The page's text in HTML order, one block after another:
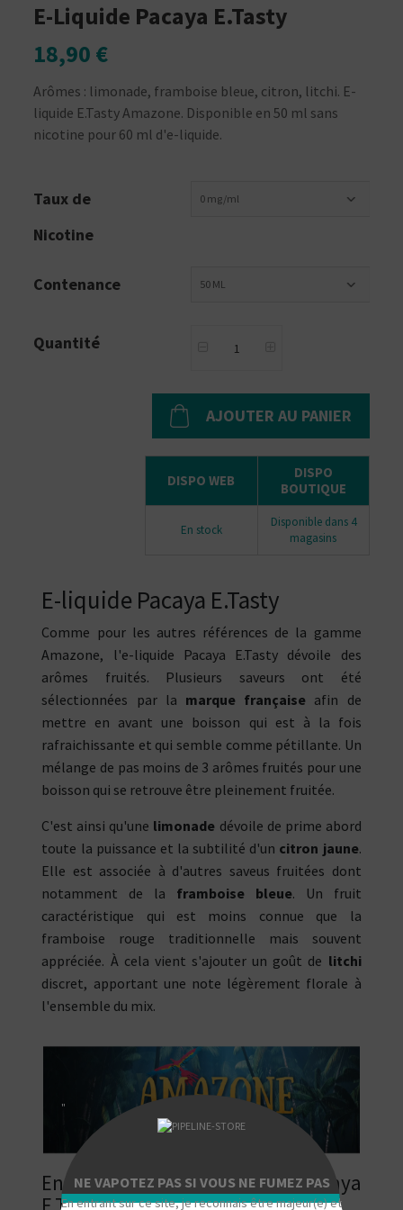
E-Liquide Pacaya E.Tasty
18,90 €
Arômes : limonade, framboise bleue, citron, litchi. E-
liquide E.Tasty Amazone. Disponible en 50 ml sans
nicotine pour 60 ml d'e-liquide.
Taux de
Nicotine
0 mg/ml
Contenance 50 ML
Quantité
AJOUTER AU PANIER
DISPO WEB
DISPO
BOUTIQUE
En stock
Disponible dans 4
magasins
E-liquide Pacaya E.Tasty
Comme pour les autres références de la gamme
Amazone, l'e-liquide Pacaya E.Tasty dévoile des
arômes fruités. Plusieurs saveurs ont été
sélectionnées par la marque française afin de
mettre en avant une boisson qui est à la fois
rafraichissante et qui semble comme pétillante. Un
mélange de pas moins de 3 arômes fruités pour une
boisson qui se retrouve être pleinement fruitée.
C'est ainsi qu'une limonade dévoile de prime abord
toute la puissance et la subtilité d'un citron jaune.
Elle est associée à d'autres saveus fruitées dont
notamment de la framboise bleue. Un fruit
caractéristique qui est moins connue que la
framboise rouge traditionnelle mais souvent
appréciée. À cela vient s'ajouter un goût de litchi
discret, apportant une note légèrement florale à
l'ensemble du mix.
En savoir plus sur l'e-liquide Pacaya
"
NE VAPOTEZ PAS SI VOUS NE FUMEZ PAS
En entrant sur ce site, je reconnais être majeur(e) et